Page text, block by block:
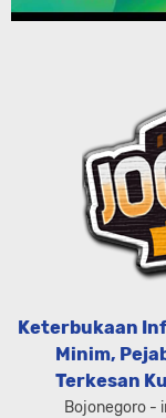
Keterbukaan
Minim,
Terkesan
Bojonegoro -